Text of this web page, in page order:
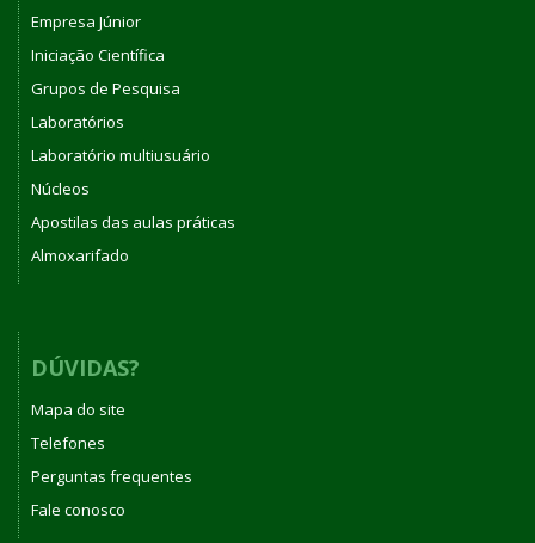
Empresa Júnior
Iniciação Científica
Grupos de Pesquisa
Laboratórios
Laboratório multiusuário
Núcleos
Apostilas das aulas práticas
Almoxarifado
DÚVIDAS?
Mapa do site
Telefones
Perguntas frequentes
Fale conosco